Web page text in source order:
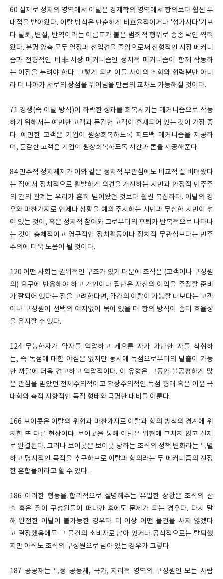
60 실제로 정치의 영역에서 이탈은 경제학의 영역에서 항의보다 훨씬 푸
대접을 받아왔다. 이탈 방식은 단순하게 비효율적이거나 '성가시다'기보
다 탈퇴, 변절, 반역이라는 이름표가 붙은 범죄적 행위로 종종 낙인 찍혀
왔다. 분명 양측 모두 열정과 선입견을 줄임으로써 전형적인 시장 메커니
즘과 전형적인 비非시장 메커니즘인 정치적 메커니즘이 함께 작동하
는 이점을 누려야 한다. 그렇게 되면 이들 사이의 조화와 협력뿐만 아니
라 더 나아가 서로의 장점을 뛰어넘을 만큼의 교차도 가능해질 것이다.
71 경쟁(즉 이탈 방식)이 하락한 성과를 회복시키는 메커니즘으로 작동
하기 위해서는 예민한 고객과 둔감한 고객이 혼재되어 있는 것이 가장 좋
다. 예민한 고객은 기업이 원상회복하도록 피드백 메커니즘을 제공하
며, 둔감한 고객은 기업이 원상회복하도록 시간과 돈을 제공해준다.
84 민주적 정치체제가 이와 같은 정치적 무관심에도 비교적 잘 버텨왔다
는 점에서 정치적으로 활발하게 의견을 개진하는 시민과 안정적 민주주
의 간의 관계는 우리가 흔히 믿어왔던 것보다 훨씬 복잡하다. 이탈의 경
우와 마찬가지로 언제나 상황을 예의 주시하는 시민과 무심한 시민이 섞
여 있는 것이, 혹은 정치적 참여와 그로부터의 후퇴가 반복적으로 나타나
는 것이 총체적이고 영구적인 정치활동이나 정치적 무관심보다는 민주
주의에 더욱 도움이 될 것이다.
120 어떤 사회든 권위적인 구조가 있기 때문에 조직은 (고객이나 구성원
의) 요구에 반응해야 하고 개인이나 집단은 자신의 이익을 주장할 준비
가 잘되어 있다는 점을 고려한다면, 약간의 이탈이 가능할 때보다는 고객
이나 구성원이 선택의 여지없이 묶여 있을 때 항의 방식이 좀더 효율성
을 유지할 수 있다.
124 무능한자가 약자를 억압하고 게으른 자가 가난한 자를 착취하
는, 즉 독점에 대한 야심은 없지만 동시에 독점으로부터의 탈출이 가능
한 까닭에 더욱 견고하고 억압적이다. 이 유형은 그동안 불공평하게 많
은 관심을 받았던 전체주의적이고 확장주의적인 독점 형태 혹은 이윤 극
대화와 축적 지향적인 독점 형태와 극명한 대비를 이룬다.
166 보이콧은 이탈의 위협과 마찬가지로 이탈과 항의 방식의 경계에 위
치한 또 다른 현상이다. 보이콧을 통해 이탈은 위협에 그치지 않고 실제
로 완결된다. 그러나 보이콧은 보이콧 당하는 조직의 정책 변화라는 특별
하고 명시적인 목적을 추구하므로 이탈과 항의라는 두 메커니즘의 진정
한 혼합물이라고 할 수 있다.
186 이러한 행동을 합리적으로 설명해주는 유일한 상황은 조직의 산
출 혹은 질이 구성원들이 떠나간 후에도 문제가 되는 경우다. 다시 말
해 완전한 이탈이 불가능한 경우다. 더 이상 어떤 물건을 사지 않겠다
고 결정했음에도 그 물건의 소비자로 남아 있거나 공식적으로는 탈퇴했
지만 아직도 조직의 구성원으로 남아 있는 경우가 그렇다.
187 공공재는 특정 공동체, 국가, 지리적 영역의 구성원인 모든 사람